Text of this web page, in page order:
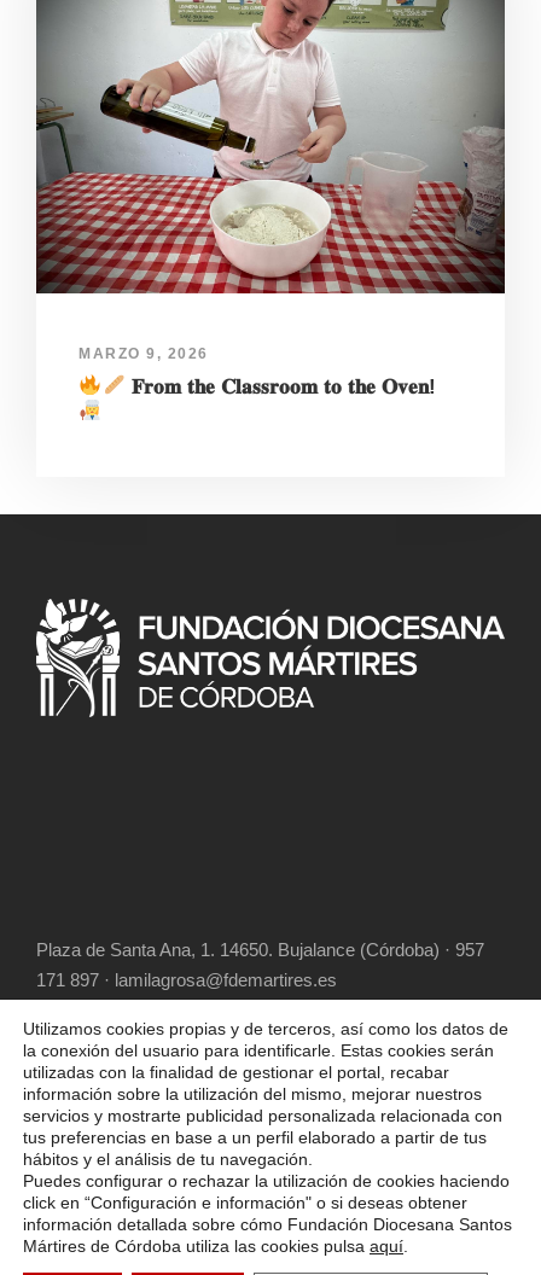
MARZO 9, 2026
𝐅𝐫𝐨𝐦 𝐭𝐡𝐞 𝐂𝐥𝐚𝐬𝐬𝐫𝐨𝐨𝐦 𝐭𝐨 𝐭𝐡𝐞 𝐎𝐯𝐞𝐧!
Plaza de Santa Ana, 1. 14650. Bujalance (Córdoba) · 957
171 897 · lamilagrosa@fdemartires.es
COPYRIGHT 2025 FUNDACIÓN DIOCESANA
SANTOS MÁRTIRES, ALL RIGHT RESERVED
POLÍTICA DE COOKIES AVISO LEGAL
POLÍTICA DE PRIVACIDAD
Utilizamos cookies propias y de terceros, así como los datos de
la conexión del usuario para identificarle. Estas cookies serán
utilizadas con la finalidad de gestionar el portal, recabar
información sobre la utilización del mismo, mejorar nuestros
servicios y mostrarte publicidad personalizada relacionada con
tus preferencias en base a un perfil elaborado a partir de tus
hábitos y el análisis de tu navegación.
Puedes configurar o rechazar la utilización de cookies haciendo
click en “Configuración e información" o si deseas obtener
información detallada sobre cómo Fundación Diocesana Santos
Mártires de Córdoba utiliza las cookies pulsa aquí